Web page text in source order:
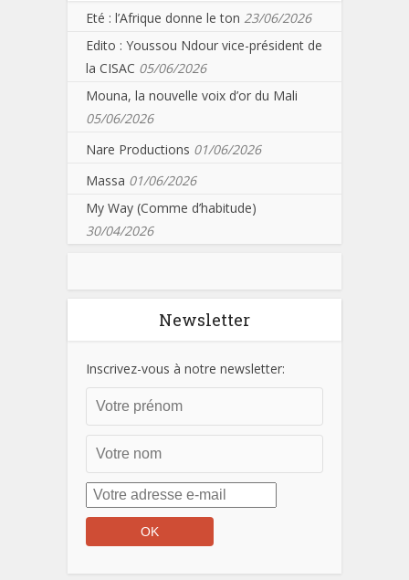
Eté : l’Afrique donne le ton 23/06/2026
Edito : Youssou Ndour vice-président de
la CISAC 05/06/2026
Mouna, la nouvelle voix d’or du Mali
05/06/2026
Nare Productions 01/06/2026
Massa 01/06/2026
My Way (Comme d’habitude)
30/04/2026
Newsletter
Inscrivez-vous à notre newsletter: